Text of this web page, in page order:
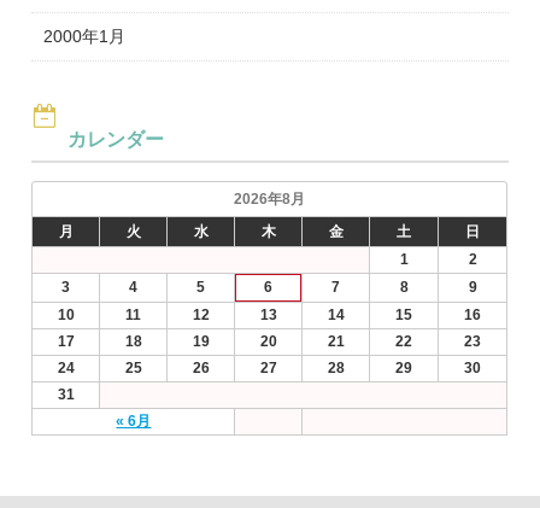
2000年1月
カレンダー
2026年8月
月
火 水 木 金 土 日
« 6月
1
2
3
4 5 6 7 8
9
10
11 12 13 14 15
16
17
18 19 20 21 22
23
24
25 26 27 28 29
30
31